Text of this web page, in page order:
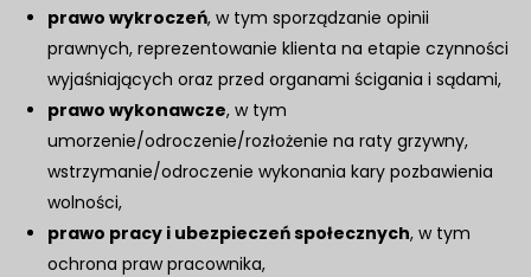
prawo wykroczeń, w tym sporządzanie opinii
prawnych, reprezentowanie klienta na etapie czynności
wyjaśniających oraz przed organami ścigania i sądami,
prawo wykonawcze, w tym
umorzenie/odroczenie/rozłożenie na raty grzywny,
wstrzymanie/odroczenie wykonania kary pozbawienia
wolności,
prawo pracy i ubezpieczeń społecznych, w tym
ochrona praw pracownika,